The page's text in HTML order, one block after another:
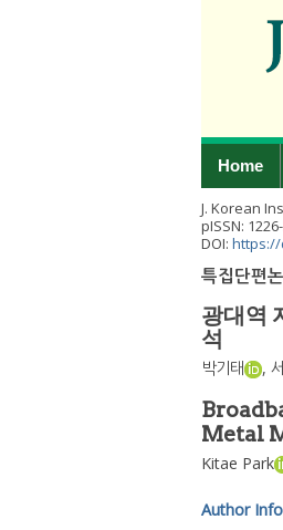
Home
J. Korean
pISSN:
DOI: https://
특집단편
광대역
석
박기태 ,
Metal
Kitae Park
Author